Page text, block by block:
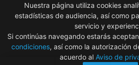
Nuestra página utiliza cookies
estadísticas de audiencia, así como
servicio y
Si continúas navegando estarás
condiciones, así como la autorización
acuerdo al Aviso de